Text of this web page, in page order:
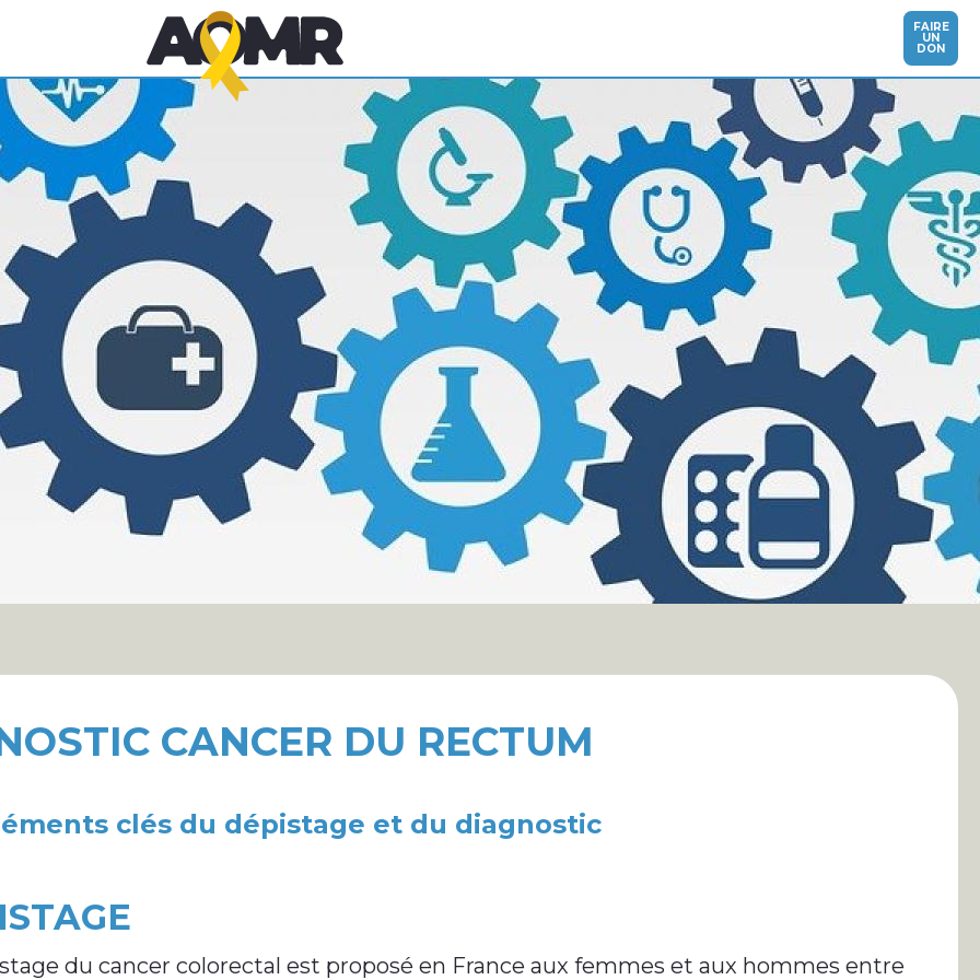
FAIRE
UN
DON
CANCER DU RECTUM
clés du dépistage et du diagnostic
du cancer colorectal est proposé en France aux femmes et aux hommes entre